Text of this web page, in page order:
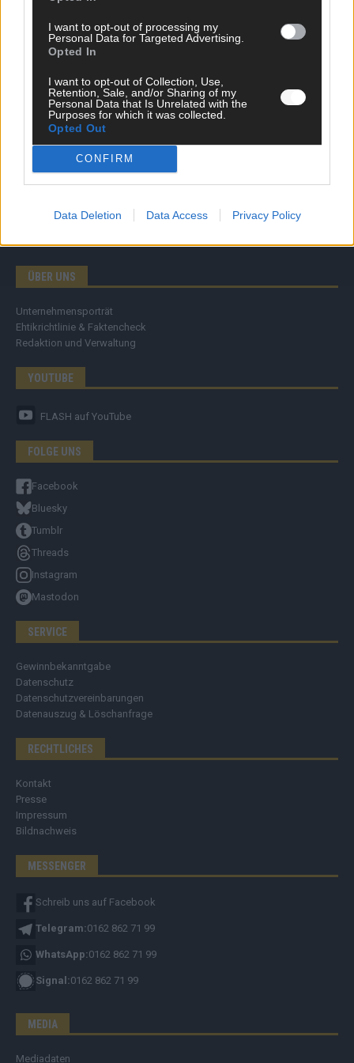
I want to opt-out of processing my
Personal Data for Targeted Advertising.
Opted In
I want to opt-out of Collection, Use,
Retention, Sale, and/or Sharing of my
Personal Data that Is Unrelated with the
Purposes for which it was collected.
Opted Out
CONFIRM
Data Deletion Data Access Privacy Policy
Ratgeber
Wissen
Kommentar
Streams & Storys
Eurovision
FLASH – DAS VIDEOPORTAL
ÜBER UNS
Unternehmensporträt
Ehtikrichtlinie & Faktencheck
Redaktion und Verwaltung
YOUTUBE
FLASH auf YouTube
FOLGE UNS
Facebook
Bluesky
Tumblr
Threads
Instagram
Mastodon
SERVICE
Gewinnbekanntgabe
Datenschutz
Datenschutzvereinbarungen
Datenauszug & Löschanfrage
RECHTLICHES
Kontakt
Presse
Impressum
Bildnachweis
MESSENGER
Schreib uns auf Facebook
Telegram:0162 862 71 99
WhatsApp:0162 862 71 99
Signal:0162 862 71 99
MEDIA
Mediadaten